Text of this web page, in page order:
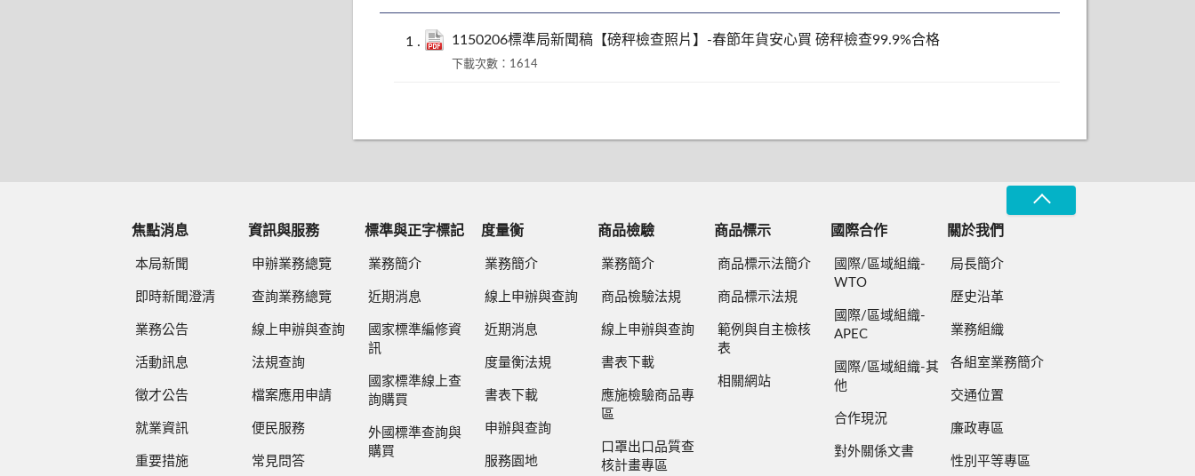
1150206標準局新聞稿【磅秤檢查照片】-春節年貨安心買 磅秤檢查99.9%合格
下載次數：1614
焦點消息
本局新聞
即時新聞澄清
業務公告
活動訊息
徵才公告
就業資訊
重要措施
資訊與服務
申辦業務總覽
查詢業務總覽
線上申辦與查詢
法規查詢
檔案應用申請
便民服務
常見問答
標準與正字標記
業務簡介
近期消息
國家標準編修資
訊
國家標準線上查
詢購買
外國標準查詢與
購買
度量衡
業務簡介
線上申辦與查詢
近期消息
度量衡法規
書表下載
申辦與查詢
服務園地
商品檢驗
業務簡介
商品檢驗法規
線上申辦與查詢
書表下載
應施檢驗商品專
區
口罩出口品質查
核計畫專區
商品標示
商品標示法簡介
商品標示法規
範例與自主檢核
表
相關網站
國際合作
國際/區域組織-
WTO
國際/區域組織-
APEC
國際/區域組織-其
他
合作現況
對外關係文書
關於我們
局長簡介
歷史沿革
業務組織
各組室業務簡介
交通位置
廉政專區
性別平等專區